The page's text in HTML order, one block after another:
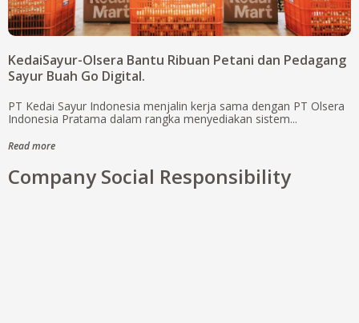
KedaiSayur-Olsera Bantu Ribuan Petani dan Pedagang
Sayur Buah Go Digital.
PT Kedai Sayur Indonesia menjalin kerja sama dengan PT Olsera
Indonesia Pratama dalam rangka menyediakan sistem...
Read more
Company Social Responsibility